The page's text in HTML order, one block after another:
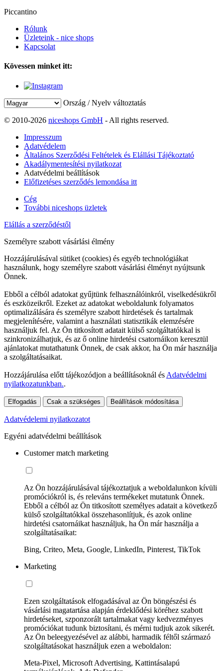
Piccantino
Rólunk
Üzleteink - nice shops
Kapcsolat
Kövessen minket itt:
Ország / Nyelv változtatás
© 2010-2026 niceshops GmbH - All rights reserved.
Impresszum
Adatvédelem
Általános Szerződési Feltételek és Elállási Tájékoztató
Akadálymentesítési nyilatkozat
Adatvédelmi beállítások
Előfizetéses szerződés lemondása itt
Cég
További niceshops üzletek
Elállás a szerződéstől
Személyre szabott vásárlási élmény
Hozzájárulásával sütiket (cookies) és egyéb technológiákat
használunk, hogy személyre szabott vásárlási élményt nyújtsunk
Önnek.
Ebből a célból adatokat gyűjtünk felhasználóinkról, viselkedésükről
és eszközeikről. Ezeket az adatokat weboldalunk folyamatos
optimalizálására és személyre szabott hirdetések és tartalmak
megjelenítésére, valamint a használati statisztikák elemzésére
használjuk fel. Az Ön titkosított adatait külső szolgáltatókkal is
szinkronizálhatjuk, és az ő online hirdetési csatornáikon keresztül
ajánlatokat mutathatunk Önnek, de csak akkor, ha Ön már használja
a szolgáltatásaikat.
Hozzájárulása előtt tájékozódjon a beállításoknál és Adatvédelmi
nyilatkozatunkban..
Elfogadás Csak a szükséges Beállítások módosítása
Adatvédelemi nyilatkozatot
Egyéni adatvédelmi beállítások
Customer match marketing
Az Ön hozzájárulásával tájékoztatjuk a weboldalunkon kívüli
promóciókról is, és releváns termékeket mutatunk Önnek.
Ebből a célból az Ön titkosított személyes adatait a következő
külső szolgáltatókkal összehasonlítjuk, és azok online
hirdetési csatornáikat használjuk, ha Ön már használja a
szolgáltatásaikat:
Bing, Criteo, Meta, Google, LinkedIn, Pinterest, TikTok
Marketing
Ezen szolgáltatások elfogadásával az Ön böngészési és
vásárlási magatartása alapján érdeklődési köréhez szabott
hirdetéseket, szponzorált tartalmakat vagy kedvezményes
promóciókat tudunk biztosítani, és mérni tudjuk azok sikerét.
Az Ön beleegyezésével az alábbi, harmadik féltől származó
szolgáltatásokat használjuk ezen a weboldalon:
Meta-Pixel, Microsoft Advertising, Kattintásalapú